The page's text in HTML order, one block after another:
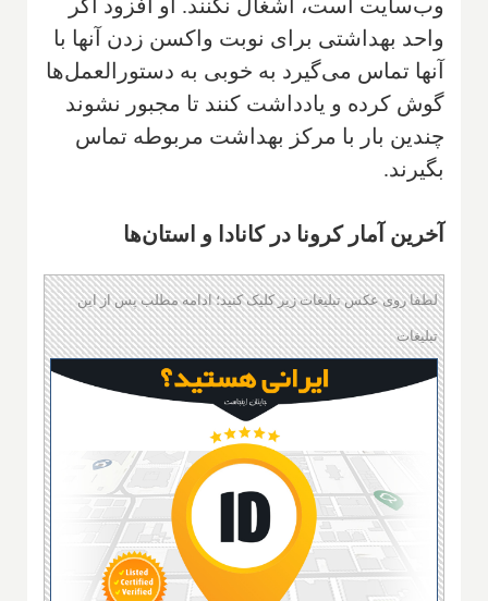
وب‌سایت است، اشغال نکنند. او افزود اگر
واحد بهداشتی برای نوبت واکسن زدن آنها با
آنها تماس می‌گیرد به خوبی به دستورالعمل‌ها
گوش کرده و یادداشت کنند تا مجبور نشوند
چندین بار با مرکز بهداشت مربوطه تماس
بگیرند.
آخرین آمار کرونا در کانادا و استان‌ها
لطفا روی عکس تبلیغات زیر کلیک کنید؛ ادامه مطلب پس از این
تبلیغات